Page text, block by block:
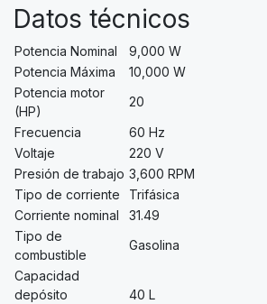
Datos técnicos
Potencia Nominal
9,000 W
Potencia Máxima
10,000 W
Potencia motor
(HP)
20
Frecuencia
60 Hz
Voltaje
220 V
Presión de trabajo 3,600 RPM
Tipo de corriente
Trifásica
Corriente nominal
31.49
Tipo de
combustible
Gasolina
Capacidad
depósito
40 L